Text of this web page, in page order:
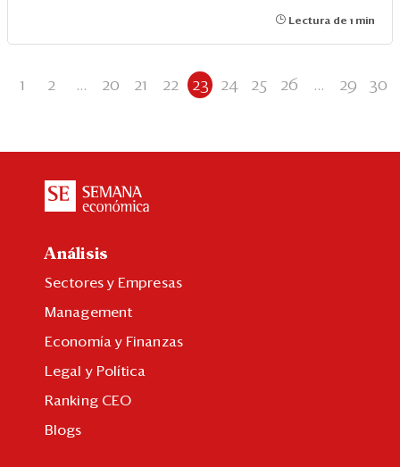
Lectura de 1 min
1 2 ... 20 21 22 23 24 25 26 ... 29 30
Análisis
Sectores y Empresas
Management
Economía y Finanzas
Legal y Política
Ranking CEO
Blogs